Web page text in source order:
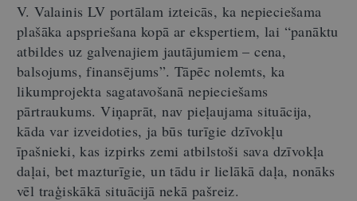
V. Valainis LV portālam izteicās, ka nepieciešama
plašāka apspriešana kopā ar ekspertiem, lai “panāktu
atbildes uz galvenajiem jautājumiem – cena,
balsojums, finansējums”. Tāpēc nolemts, ka
likumprojekta sagatavošanā nepieciešams
pārtraukums. Viņaprāt, nav pieļaujama situācija,
kāda var izveidoties, ja būs turīgie dzīvokļu
īpašnieki, kas izpirks zemi atbilstoši sava dzīvokļa
daļai, bet mazturīgie, un tādu ir lielākā daļa, nonāks
vēl traģiskākā situācijā nekā pašreiz.